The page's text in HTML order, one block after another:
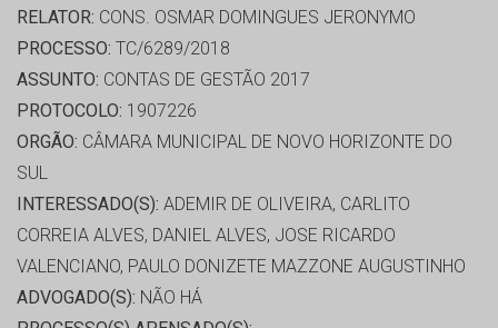
RELATOR: CONS. OSMAR DOMINGUES JERONYMO
PROCESSO: TC/6289/2018
ASSUNTO: CONTAS DE GESTÃO 2017
PROTOCOLO: 1907226
ORGÃO: CÂMARA MUNICIPAL DE NOVO HORIZONTE DO
SUL
INTERESSADO(S): ADEMIR DE OLIVEIRA, CARLITO
CORREIA ALVES, DANIEL ALVES, JOSE RICARDO
VALENCIANO, PAULO DONIZETE MAZZONE AUGUSTINHO
ADVOGADO(S): NÃO HÁ